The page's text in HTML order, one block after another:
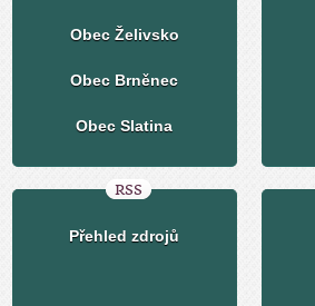
Obec Želivsko
Obec Brněnec
Obec Slatina
RSS
Přehled zdrojů